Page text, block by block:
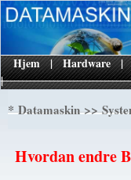
|
Hjem | Hardware |
*Datamaskin>>
Hvordan endre